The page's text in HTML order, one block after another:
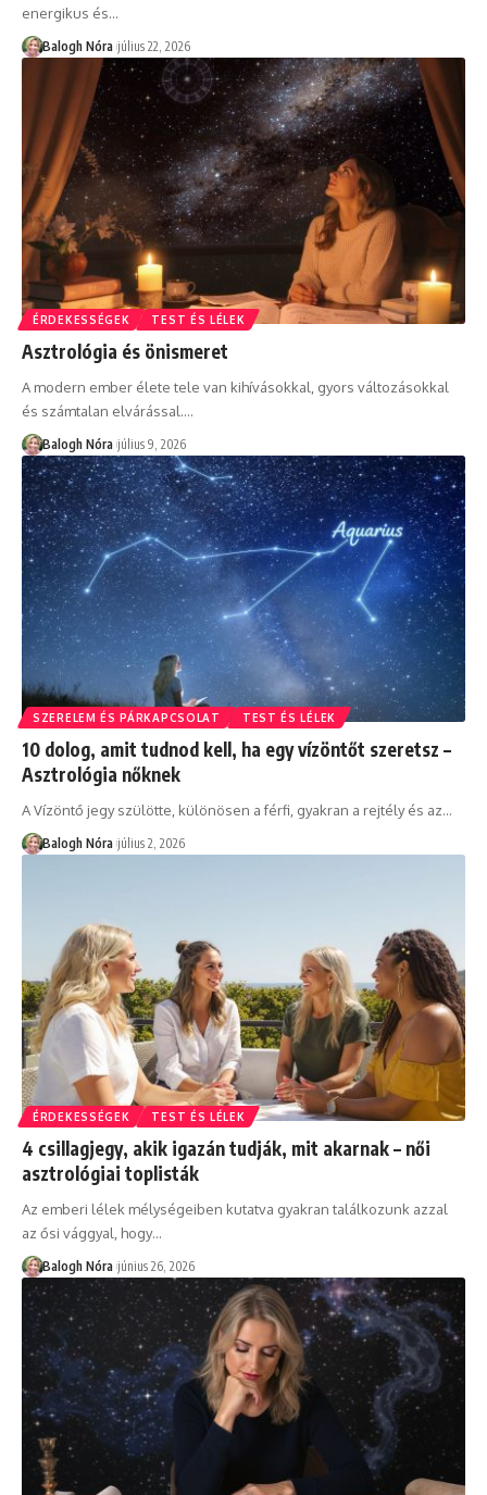
energikus és…
Balogh Nóra július 22, 2026
ÉRDEKESSÉGEK TEST ÉS LÉLEK
Asztrológia és önismeret
A modern ember élete tele van kihívásokkal, gyors változásokkal
és számtalan elvárással.…
Balogh Nóra július 9, 2026
SZERELEM ÉS PÁRKAPCSOLAT TEST ÉS LÉLEK
10 dolog, amit tudnod kell, ha egy vízöntőt szeretsz –
Asztrológia nőknek
A Vízöntő jegy szülötte, különösen a férfi, gyakran a rejtély és az…
Balogh Nóra július 2, 2026
ÉRDEKESSÉGEK TEST ÉS LÉLEK
4 csillagjegy, akik igazán tudják, mit akarnak – női
asztrológiai toplisták
Az emberi lélek mélységeiben kutatva gyakran találkozunk azzal
az ősi vággyal, hogy…
Balogh Nóra június 26, 2026